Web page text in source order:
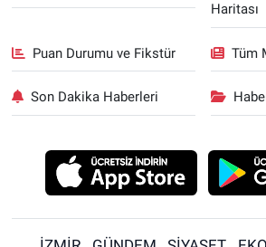
Haritası
Puan Durumu ve Fikstür Tüm
Son Dakika Haberleri